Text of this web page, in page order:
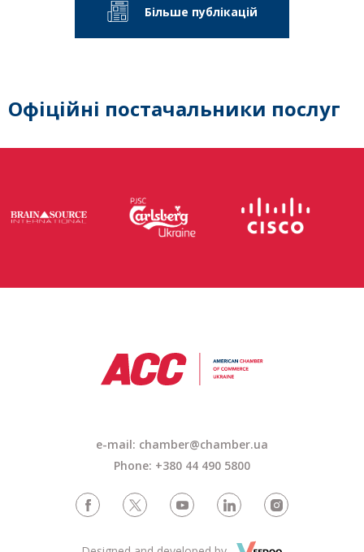
Більше публікацій
Офіційні постачальники послуг
e-mail: chamber@chamber.ua
Phone: +380 44 490 5800